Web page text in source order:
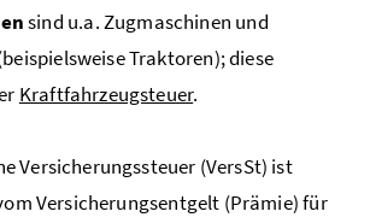
sind u.a.Zugmaschinen und
Traktoren); diese
Kraftfahrzeugsteuer.
Versicherungssteuer (VersSt) ist
Versicherungsentgelt (Prämie) für